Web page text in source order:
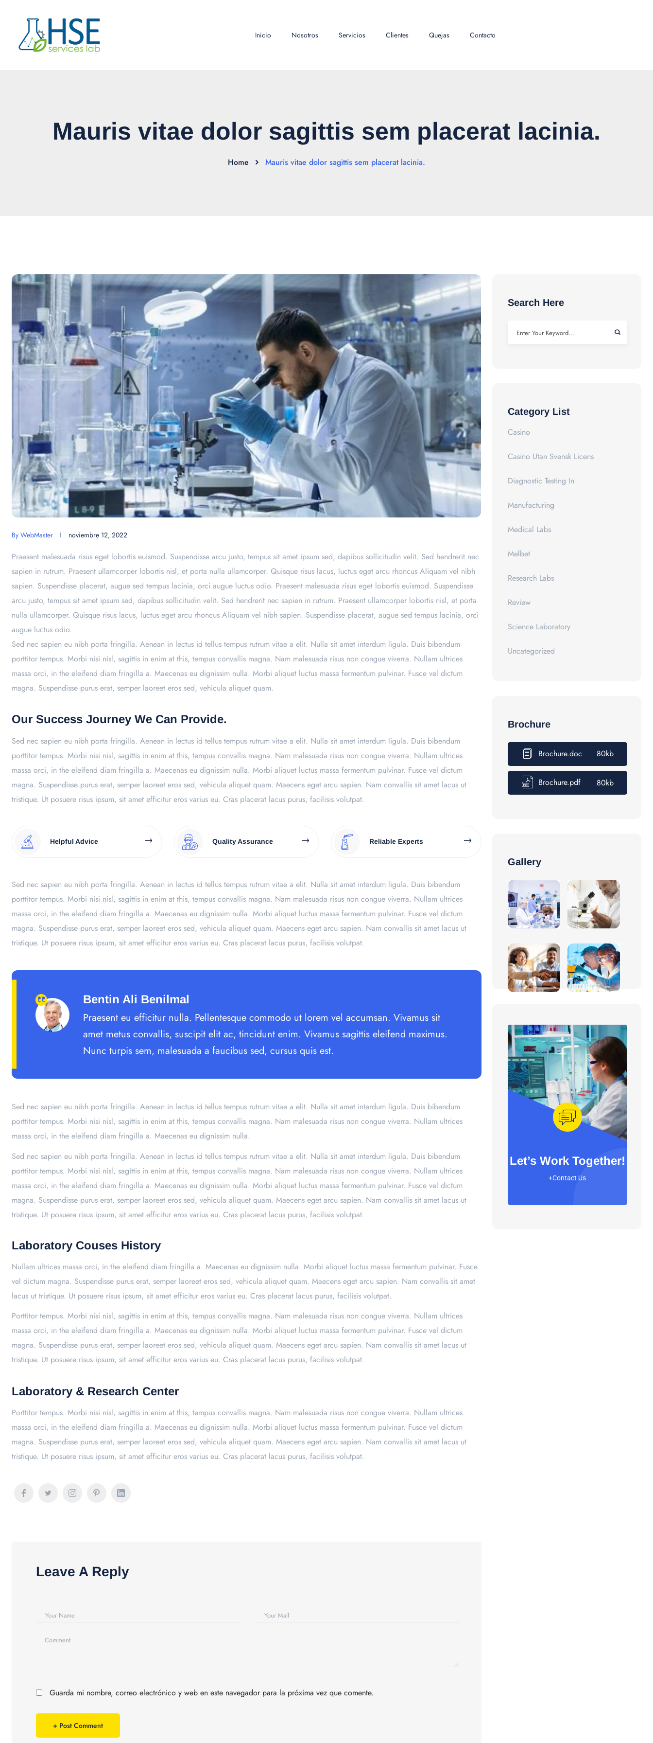
Inicio Nosotros Servicios Clientes Quejas Contacto
Mauris vitae dolor sagittis sem placerat lacinia.
Home Mauris vitae dolor sagittis sem placerat lacinia.
By WebMaster noviembre 12, 2022
Praesent malesuada risus eget lobortis euismod. Suspendisse arcu justo, tempus sit amet ipsum sed, dapibus sollicitudin velit. Sed hendrerit nec
sapien in rutrum. Praesent ullamcorper lobortis nisl, et porta nulla ullamcorper. Quisque risus lacus, luctus eget arcu rhoncus Aliquam vel nibh
sapien. Suspendisse placerat, augue sed tempus lacinia, orci augue luctus odio. Praesent malesuada risus eget lobortis euismod. Suspendisse
arcu justo, tempus sit amet ipsum sed, dapibus sollicitudin velit. Sed hendrerit nec sapien in rutrum. Praesent ullamcorper lobortis nisl, et porta
nulla ullamcorper. Quisque risus lacus, luctus eget arcu rhoncus Aliquam vel nibh sapien. Suspendisse placerat, augue sed tempus lacinia, orci
augue luctus odio.
Sed nec sapien eu nibh porta fringilla. Aenean in lectus id tellus tempus rutrum vitae a elit. Nulla sit amet interdum ligula. Duis bibendum
porttitor tempus. Morbi nisi nisl, sagittis in enim at this, tempus convallis magna. Nam malesuada risus non congue viverra. Nullam ultrices
massa orci, in the eleifend diam fringilla a. Maecenas eu dignissim nulla. Morbi aliquet luctus massa fermentum pulvinar. Fusce vel dictum
magna. Suspendisse purus erat, semper laoreet eros sed, vehicula aliquet quam.
Our Success Journey We Can Provide.
Sed nec sapien eu nibh porta fringilla. Aenean in lectus id tellus tempus rutrum vitae a elit. Nulla sit amet interdum ligula. Duis bibendum
porttitor tempus. Morbi nisi nisl, sagittis in enim at this, tempus convallis magna. Nam malesuada risus non congue viverra. Nullam ultrices
massa orci, in the eleifend diam fringilla a. Maecenas eu dignissim nulla. Morbi aliquet luctus massa fermentum pulvinar. Fusce vel dictum
magna. Suspendisse purus erat, semper laoreet eros sed, vehicula aliquet quam. Maecens eget arcu sapien. Nam convallis sit amet lacus ut
tristique. Ut posuere risus ipsum, sit amet efficitur eros varius eu. Cras placerat lacus purus, facilisis volutpat.
Helpful Advice Quality Assurance Reliable Experts
Sed nec sapien eu nibh porta fringilla. Aenean in lectus id tellus tempus rutrum vitae a elit. Nulla sit amet interdum ligula. Duis bibendum
porttitor tempus. Morbi nisi nisl, sagittis in enim at this, tempus convallis magna. Nam malesuada risus non congue viverra. Nullam ultrices
massa orci, in the eleifend diam fringilla a. Maecenas eu dignissim nulla. Morbi aliquet luctus massa fermentum pulvinar. Fusce vel dictum
magna. Suspendisse purus erat, semper laoreet eros sed, vehicula aliquet quam. Maecens eget arcu sapien. Nam convallis sit amet lacus ut
tristique. Ut posuere risus ipsum, sit amet efficitur eros varius eu. Cras placerat lacus purus, facilisis volutpat.
Bentin Ali Benilmal
Praesent eu efficitur nulla. Pellentesque commodo ut lorem vel accumsan. Vivamus sit
amet metus convallis, suscipit elit ac, tincidunt enim. Vivamus sagittis eleifend maximus.
Nunc turpis sem, malesuada a faucibus sed, cursus quis est.
Sed nec sapien eu nibh porta fringilla. Aenean in lectus id tellus tempus rutrum vitae a elit. Nulla sit amet interdum ligula. Duis bibendum
porttitor tempus. Morbi nisi nisl, sagittis in enim at this, tempus convallis magna. Nam malesuada risus non congue viverra. Nullam ultrices
massa orci, in the eleifend diam fringilla a. Maecenas eu dignissim nulla.
Sed nec sapien eu nibh porta fringilla. Aenean in lectus id tellus tempus rutrum vitae a elit. Nulla sit amet interdum ligula. Duis bibendum
porttitor tempus. Morbi nisi nisl, sagittis in enim at this, tempus convallis magna. Nam malesuada risus non congue viverra. Nullam ultrices
massa orci, in the eleifend diam fringilla a. Maecenas eu dignissim nulla. Morbi aliquet luctus massa fermentum pulvinar. Fusce vel dictum
magna. Suspendisse purus erat, semper laoreet eros sed, vehicula aliquet quam. Maecens eget arcu sapien. Nam convallis sit amet lacus ut
tristique. Ut posuere risus ipsum, sit amet efficitur eros varius eu. Cras placerat lacus purus, facilisis volutpat.
Laboratory Couses History
Nullam ultrices massa orci, in the eleifend diam fringilla a. Maecenas eu dignissim nulla. Morbi aliquet luctus massa fermentum pulvinar. Fusce
vel dictum magna. Suspendisse purus erat, semper laoreet eros sed, vehicula aliquet quam. Maecens eget arcu sapien. Nam convallis sit amet
lacus ut tristique. Ut posuere risus ipsum, sit amet efficitur eros varius eu. Cras placerat lacus purus, facilisis volutpat.
Porttitor tempus. Morbi nisi nisl, sagittis in enim at this, tempus convallis magna. Nam malesuada risus non congue viverra. Nullam ultrices
massa orci, in the eleifend diam fringilla a. Maecenas eu dignissim nulla. Morbi aliquet luctus massa fermentum pulvinar. Fusce vel dictum
magna. Suspendisse purus erat, semper laoreet eros sed, vehicula aliquet quam. Maecens eget arcu sapien. Nam convallis sit amet lacus ut
tristique. Ut posuere risus ipsum, sit amet efficitur eros varius eu. Cras placerat lacus purus, facilisis volutpat.
Laboratory & Research Center
Porttitor tempus. Morbi nisi nisl, sagittis in enim at this, tempus convallis magna. Nam malesuada risus non congue viverra. Nullam ultrices
massa orci, in the eleifend diam fringilla a. Maecenas eu dignissim nulla. Morbi aliquet luctus massa fermentum pulvinar. Fusce vel dictum
magna. Suspendisse purus erat, semper laoreet eros sed, vehicula aliquet quam. Maecens eget arcu sapien. Nam convallis sit amet lacus ut
tristique. Ut posuere risus ipsum, sit amet efficitur eros varius eu. Cras placerat lacus purus, facilisis volutpat.
Leave A Reply
Guarda mi nombre, correo electrónico y web en este navegador para la próxima vez que comente.
Search Here
Category List
Casino
Casino Utan Svensk Licens
Diagnostic Testing In
Manufacturing
Medical Labs
Melbet
Research Labs
Review
Science Laboratory
Uncategorized
Brochure
Brochure.doc 80kb
Brochure.pdf 80kb
Gallery
Let’s Work Together!
+Contact Us